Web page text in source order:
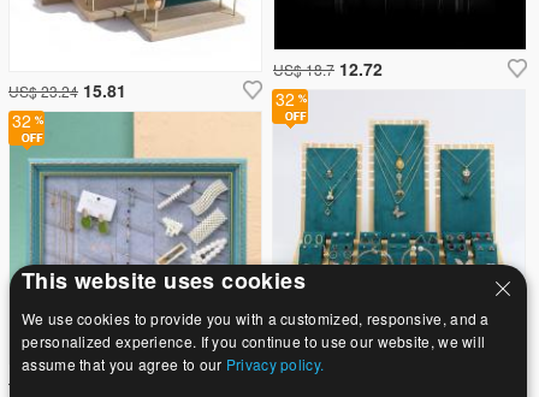
US$ 18.7 12.72
US$ 23.24 15.81
32
US$ 2.15
32
US$ 51
This website uses cookies
We use cookies to provide you with a customized, responsive, and a
personalized experience. If you continue to use our website, we will
assume that you agree to our Privacy policy.